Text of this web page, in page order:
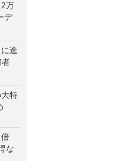
万
デ
進
者
特
な